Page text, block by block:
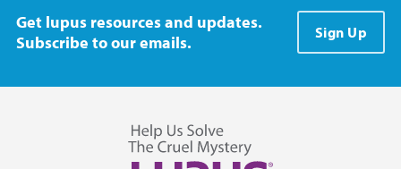
Get lupus resources and updates.
Subscribe to our emails.
Sign Up